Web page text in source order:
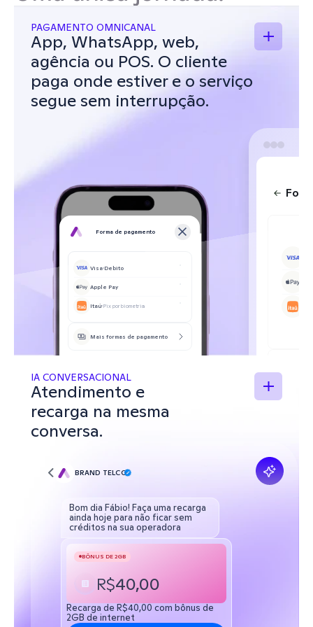
PAGAMENTO OMNICANAL
App, WhatsApp, web,
agência ou POS. O cliente
paga onde estiver e o serviço
segue sem interrupção.
Forma de pagamento
Continuar
Visa Debito
Apple Pay
Itaú Pix por biometria
Mais formas de pagamento
2 fatura
R$
IA CONVERSACIONAL
Atendimento e
recarga na mesma
conversa.
Bom dia Fábio! Faça uma recarga
ainda hoje para não ficar sem
créditos na sua operadora
R$40,00
BÔNUS DE 2GB
Recarga de R$40,00 com bônus de
2GB de internet
BRAND TELCO